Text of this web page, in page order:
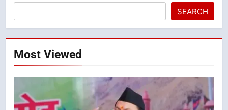
SEARCH
Most Viewed